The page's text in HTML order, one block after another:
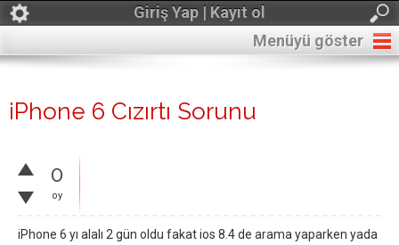
Giriş Yap | Kayıt ol
Menüyü göster
iPhone 6 Cızırtı Sorunu
0
oy
iPhone 6 yı alalı 2 gün oldu fakat ios 8.4 de arama yaparken yada